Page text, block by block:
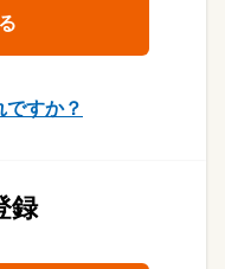
すか？
録